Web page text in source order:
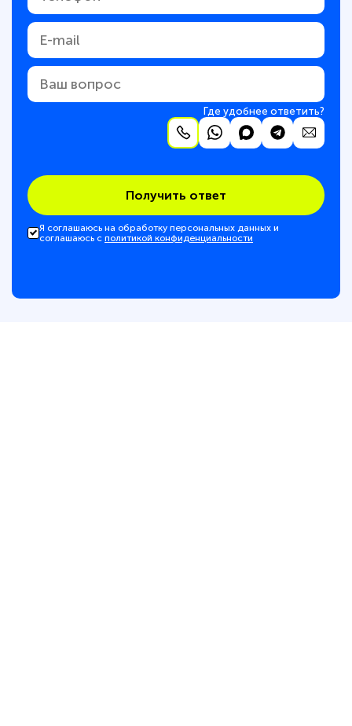
Где удобнее ответить?
Получить ответ
Я соглашаюсь на обработку персональных данных и
соглашаюсь с политикой конфиденциальности